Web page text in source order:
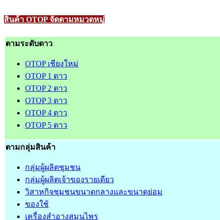
สินค้า OTOP จัดตามหมวดหมู่
ตามระดับดาว
OTOP เชียงใหม่
OTOP 1 ดาว
OTOP 2 ดาว
OTOP 3 ดาว
OTOP 4 ดาว
OTOP 5 ดาว
ตามกลุ่มสินค้า
กลุ่มผู้ผลิตชุมชน
กลุ่มผู้ผลิตเจ้าของรายเดียว
วิสาหกิจชุมชนขนาดกลางและขนาดย่อม
ของใช้
เครื่องสำอางสมุนไพร